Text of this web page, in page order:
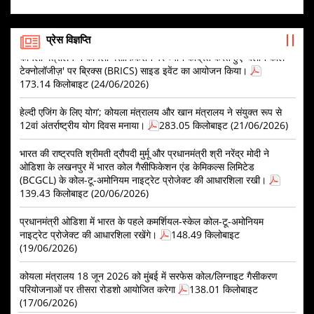
प्रस्ताव का अनुरोध (RFP)
प्री-एप्लीकेशन कॉन्फ्रेंस के लिए सूचना
203.78 किलोबाइट
(16/07/2026)
जन विश्वास (प्रावधानों में संशोधन) अधिनियम, 2026 के लागू होने के
परिणामस्वरूप नियमों में संशोधन के मसौदे पर परामर्श – इस संबंध में।
1.15 मेगा बाइट (13/07/2026)
कोयला खदान भविष्य निधि और विविध प्रावधान (जुर्माना और अपील का
निर्णय) नियम, 2026 के मसौदे पर हितधारकों के साथ परामर्श - इस संबंध
में।
538.29 किलोबाइट (13/07/2026)
सतह पर कोयला/लिग्नाइट गैसीफिकेशन परियोजनाओं को बढ़ावा देने की
योजना: राउंड-1 आवेदन प्रक्रिया की समय-सीमा - संबंधित।
821.84
किलोबाइट (07/07/2026)
पावर सेक्टर के लिए स्टैंडिंग लिंकेज कमिटी (लॉन्ग-टर्म) - SLC(LT) नंबर
02/2026 की बैठक का विवरण
3.99 मेगा बाइट (06/07/2026)
मई 2026 के महीने के लिए आधार वर्ष 2017-18 (अस्थायी) वाला राष्ट्रीय
प्रेस विज्ञप्ति
स्वीकार करने की सूचना जारी की।
113.29 किलोबाइट (02/07/2026)
कोयला मंत्रालय ने कोयला गैसीफिकेशन पर ध्यान केंद्रित करते हुए 'क्लीन कोल
टेक्नोलॉजीज़' पर ब्रिक्स (BRICS) साइड इवेंट का आयोजन किया।
173.14 किलोबाइट (24/06/2026)
हेल्दी एजिंग के लिए योग’; कोयला मंत्रालय और खान मंत्रालय ने संयुक्त रूप से
12वां अंतर्राष्ट्रीय योग दिवस मनाया।
283.05 किलोबाइट (21/06/2026)
भारत की राष्ट्रपति श्रीमती द्रौपदी मुर्मू और प्रधानमंत्री श्री नरेंद्र मोदी ने
ओडिशा के लखनपुर में भारत कोल गैसीफिकेशन एंड केमिकल्स लिमिटेड
(BCGCL) के कोल-टू-अमोनियम नाइट्रेट प्रोजेक्ट की आधारशिला रखी।
139.43 किलोबाइट (20/06/2026)
प्रधानमंत्री ओडिशा में भारत के पहले कमर्शियल-स्केल कोल-टू-अमोनियम
नाइट्रेट प्रोजेक्ट की आधारशिला रखेंगे।
148.49 किलोबाइट
(19/06/2026)
कोयला मंत्रालय 18 जून 2026 को मुंबई में सरफेस कोल/लिग्नाइट गैसीकरण
परियोजनाओं पर तीसरा रोडशो आयोजित करेगा
138.01 किलोबाइट
(17/06/2026)